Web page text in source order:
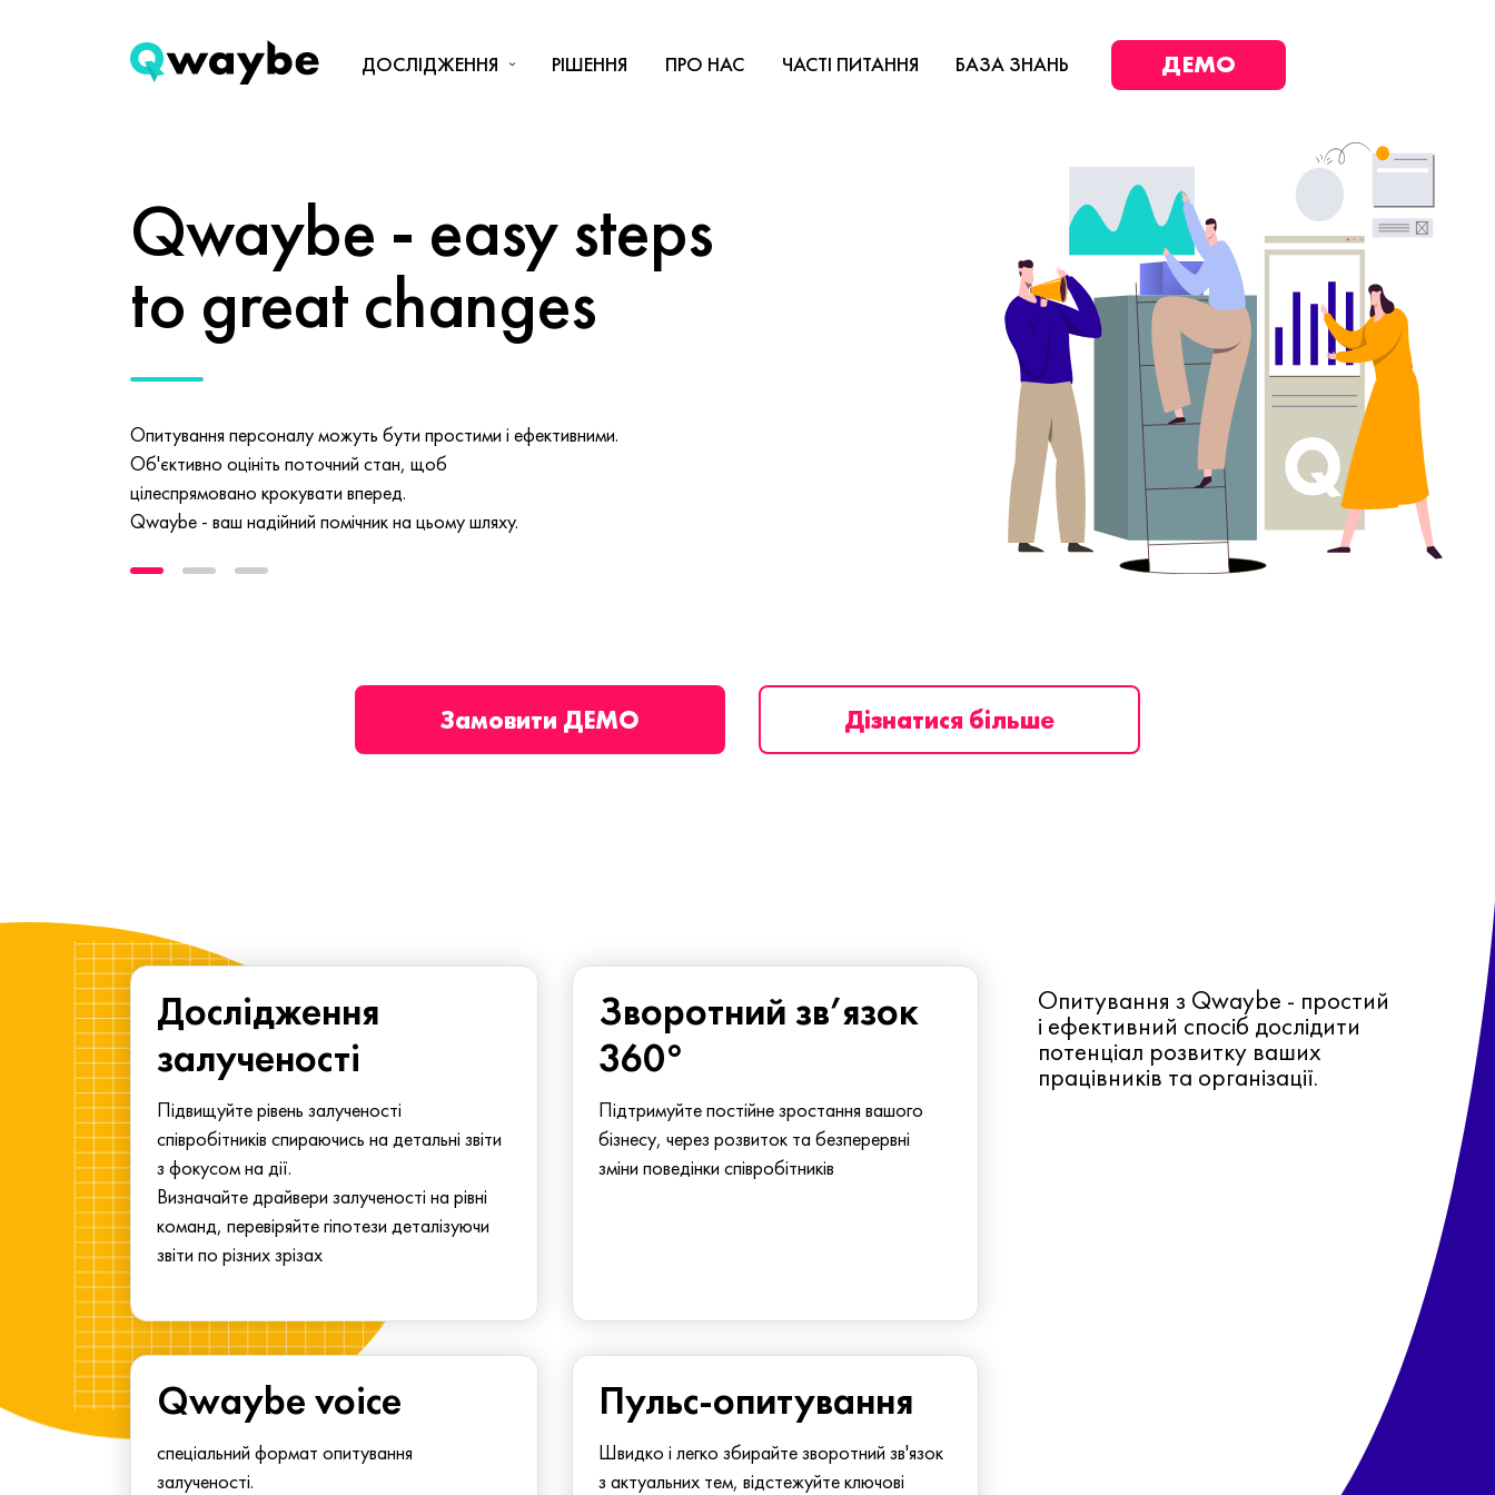
ДОСЛІДЖЕННЯ РІШЕННЯ ПРО НАС ЧАСТІ ПИТАННЯ БАЗА ЗНАНЬ ДЕМО
Qwaybe - easy steps
to great changes
Опитування персоналу можуть бути простими і ефективними.
Об'єктивно оцініть поточний стан, щоб
цілеспрямовано крокувати вперед.
Qwaybe - ваш надійний помічник на цьому шляху.
Замовити ДЕМО Дізнатися більше
Дослідження
залученості
Підвищуйте рівень залученості
співробітників спираючись на детальні звіти
з фокусом на дії.
Визначайте драйвери залученості на рівні
команд, перевіряйте гіпотези деталізуючи
звіти по різних зрізах
Зворотний зв’язок
360°
Підтримуйте постійне зростання вашого
бізнесу, через розвиток та безперервні
зміни поведінки співробітників
Опитування з Qwaybe - простий
і ефективний спосіб дослідити
потенціал розвитку ваших
працівників та організації.
Qwaybe voice
спеціальний формат опитування
залученості.
Пульс-опитування
Швидко і легко збирайте зворотний зв'язок
з актуальних тем, відстежуйте ключові